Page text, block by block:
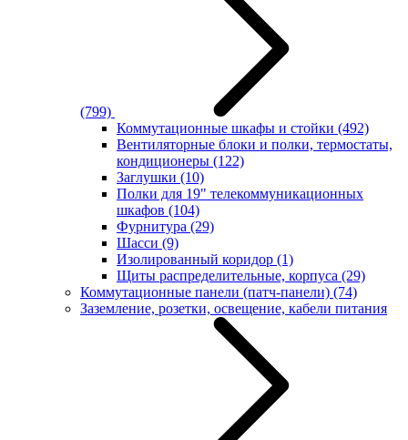
(799)
Коммутационные шкафы и стойки (492)
Вентиляторные блоки и полки, термостаты,
кондиционеры (122)
Заглушки (10)
Полки для 19" телекоммуникационных
шкафов (104)
Фурнитура (29)
Шасси (9)
Изолированный коридор (1)
Щиты распределительные, корпуса (29)
Коммутационные панели (патч-панели) (74)
Заземление, розетки, освещение, кабели питания